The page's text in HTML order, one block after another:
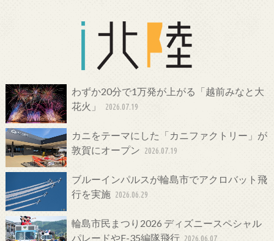
わずか20分で1万発が上がる「越前みなと大
花火」
2026.07.19
カニをテーマにした「カニファクトリー」が
敦賀にオープン 2026.07.19
ブルーインパルスが輪島市でアクロバット飛
行を実施 2026.06.29
輪島市民まつり2026 ディズニースペシャル
パレードやF-35編隊飛行 2026.06.07